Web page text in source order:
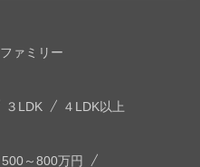
ファミリー
３LDK ４LDK以上
500～800万円